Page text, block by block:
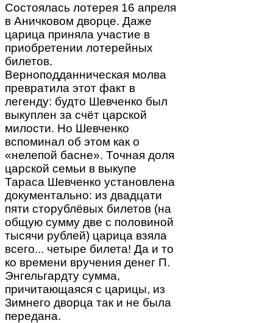
Состоялась лотерея 16 апреля
в Аничковом дворце. Даже
царица приняла участие в
приобретении лотерейных
билетов.
Верноподданническая молва
превратила этот факт в
легенду: будто Шевченко был
выкуплен за счёт царской
милости. Но Шевченко
вспоминал об этом как о
«нелепой басне». Точная доля
царской семьи в выкупе
Тараса Шевченко установлена
документально: из двадцати
пяти сторублёвых билетов (на
общую сумму две с половиной
тысячи рублей) царица взяла
всего... четыре билета! Да и то
ко времени вручения денег П.
Энгельгардту сумма,
причитающаяся с царицы, из
Зимнего дворца так и не была
передана.